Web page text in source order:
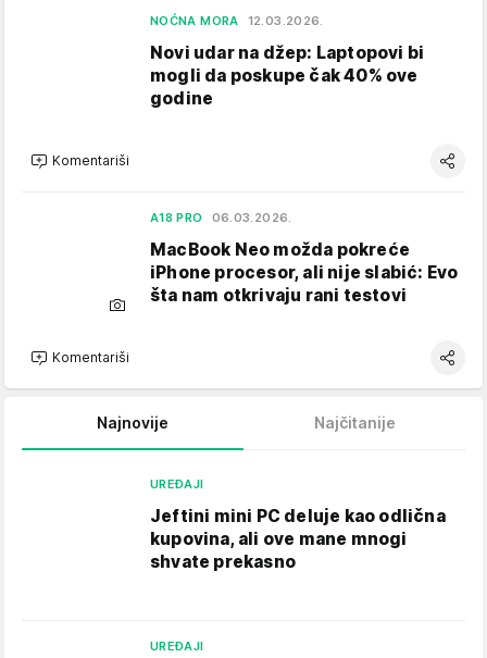
NOĆNA MORA 12.03.2026.
Novi udar na džep: Laptopovi bi
mogli da poskupe čak 40% ove
godine
Komentariši
A18 PRO 06.03.2026.
MacBook Neo možda pokreće
iPhone procesor, ali nije slabić: Evo
šta nam otkrivaju rani testovi
Komentariši
Najnovije Najčitanije
UREĐAJI
Jeftini mini PC deluje kao odlična
kupovina, ali ove mane mnogi
shvate prekasno
UREĐAJI